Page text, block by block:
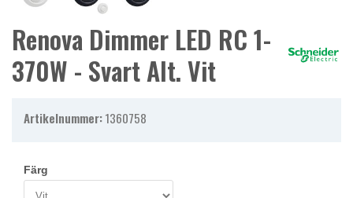
Renova Dimmer LED RC 1-
370W - Svart Alt. Vit
Artikelnummer:1360758
Färg